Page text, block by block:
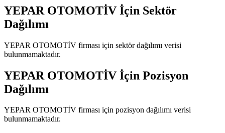
YEPAR OTOMOTİV İçin Sektör
Dağılımı
YEPAR OTOMOTİV firması için sektör dağılımı verisi
bulunmamaktadır.
YEPAR OTOMOTİV İçin Pozisyon
Dağılımı
YEPAR OTOMOTİV firması için pozisyon dağılımı verisi
bulunmamaktadır.